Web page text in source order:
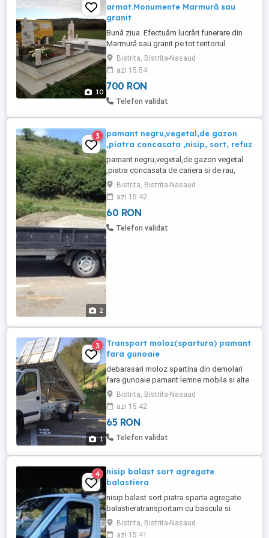
10
armat.Monumente Marmură sau
granit
Bună ziua. Efectuăm lucrări funerare din
Marmură sau granit pe tot teritoriul
României.Pemtru mai multe informații ne
puteți contacta la tel. Facebook Amenajări
Morminte Bistrița .
Bistrita, Bistrita-Nasaud
azi 15:54
700 RON
Telefon validat
2
3
pamant negru,vegetal,de gazon
,piatra concasata ,nisip, sort, refuz
pamant negru,vegetal,de gazon vegetal
,piatra concasata de cariera si de rau,
nisip , sort, refuz, umplutura si alte
agregate balastiera si cariera
Bistrita, Bistrita-Nasaud
azi 15:42
60 RON
Telefon validat
1
3
Transport moloz(spartura) pamant
fara gunoaie
debarasari moloz spartina din demolari
fara gunoaie pamant lemne mobila si alte
bunuri dispunem de bascula cu si fara
personal , agregate balast nisip sort piatra
concasata de cariera de rau mozaic alb
refuz pamant vegetal etc mai multe detalii
la telefon
Bistrita, Bistrita-Nasaud
azi 15:42
65 RON
Telefon validat
4
nisip balast sort agregate
balastiera
nisip balast sort piatra sparta agregate
balastieratransportam cu bascula si
pamant moloz ingrasamant etc la si de la
domiciliu
Bistrita, Bistrita-Nasaud
azi 15:41